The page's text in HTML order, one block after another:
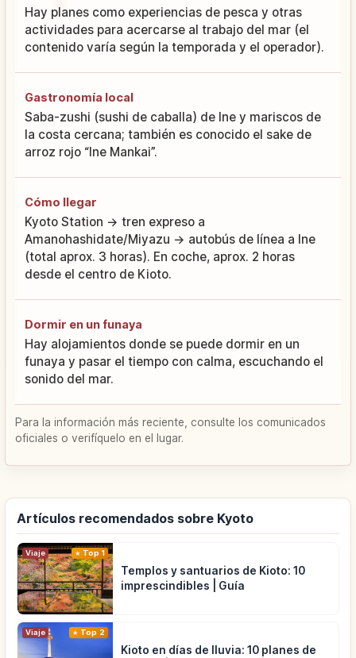
Hay planes como experiencias de pesca y otras
actividades para acercarse al trabajo del mar (el
contenido varía según la temporada y el operador).
Gastronomía local
Saba-zushi (sushi de caballa) de Ine y mariscos de
la costa cercana; también es conocido el sake de
arroz rojo “Ine Mankai”.
Cómo llegar
Kyoto Station → tren expreso a
Amanohashidate/Miyazu → autobús de línea a Ine
(total aprox. 3 horas). En coche, aprox. 2 horas
desde el centro de Kioto.
Dormir en un funaya
Hay alojamientos donde se puede dormir en un
funaya y pasar el tiempo con calma, escuchando el
sonido del mar.
Para la información más reciente, consulte los comunicados
oficiales o verifíquelo en el lugar.
Artículos recomendados sobre Kyoto
Viaje Top 1
Templos y santuarios de Kioto: 10
imprescindibles | Guía
Viaje Top 2
Kioto en días de lluvia: 10 planes de